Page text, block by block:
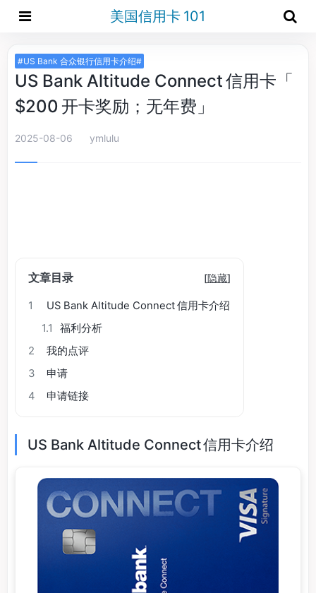
美国信用卡 101
#US Bank 合众银行信用卡介绍#
US Bank Altitude Connect 信用卡「
$200 开卡奖励；无年费」
2025-08-06 ymlulu
文章目录 [隐藏]
1
US Bank Altitude Connect 信用卡介绍
1.1
福利分析
2
我的点评
3
申请
4
申请链接
US Bank Altitude Connect 信用卡介绍